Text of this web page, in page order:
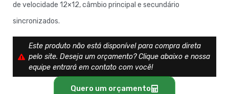
de velocidade 12×12, câmbio principal e secundário
sincronizados.
Este produto não está disponível para compra direta
pelo site. Deseja um orçamento? Clique abaixo e nossa
equipe entrará em contato com você!
Quero um orçamento